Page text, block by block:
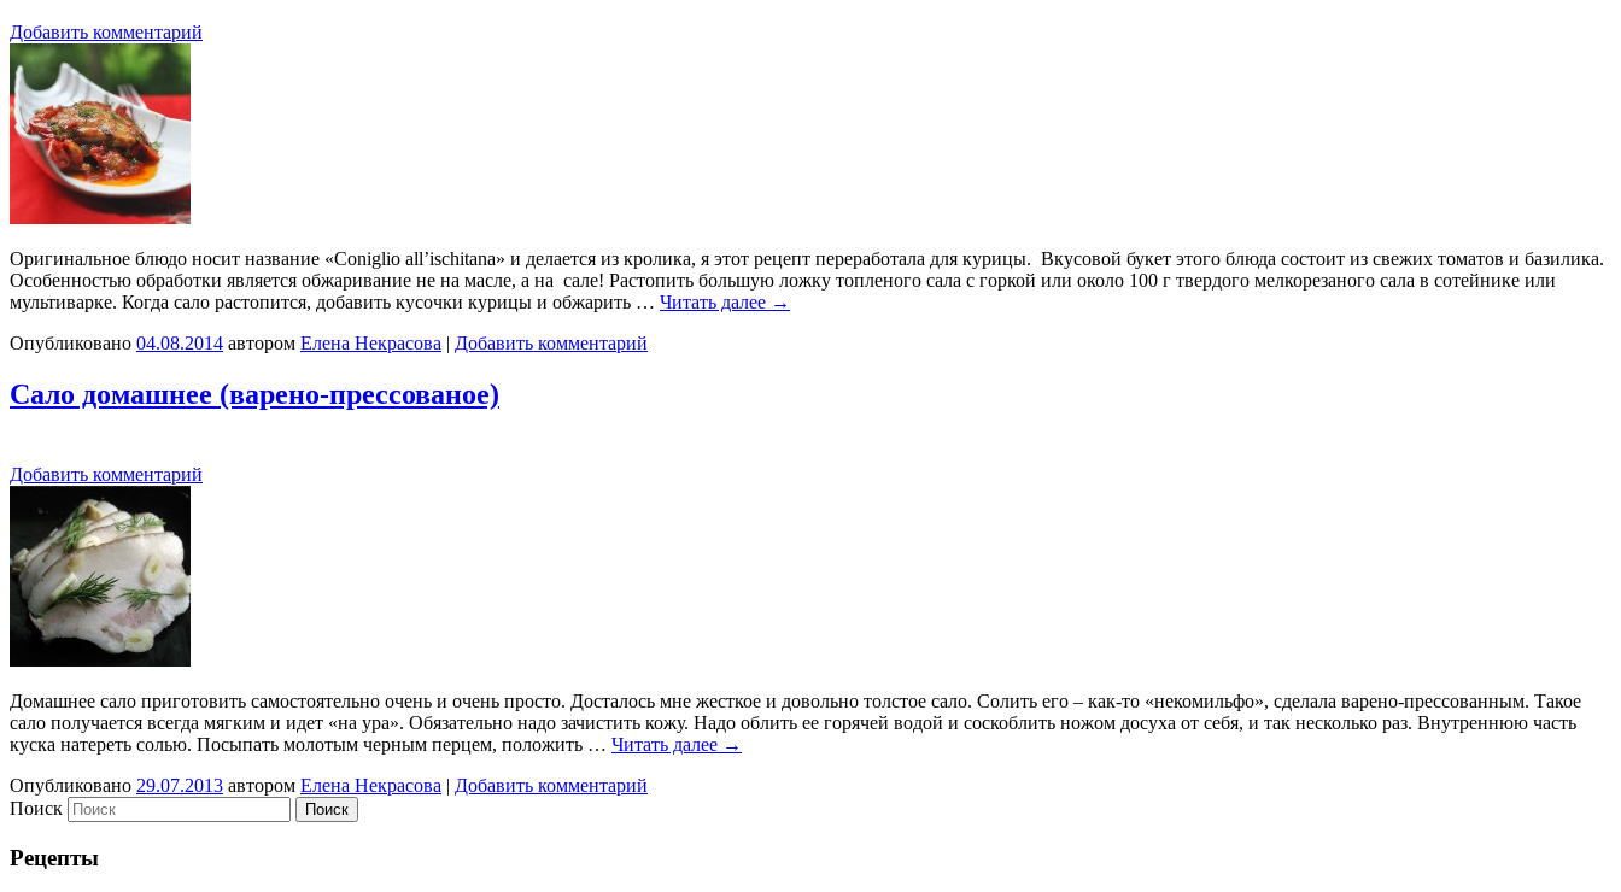
Добавить комментарий
Оригинальное блюдо носит название «Coniglio all’ischitana» и делается из кролика, я этот рецепт переработала для курицы. Вкусовой букет этого блюда состоит из свежих томатов и базилика.
Особенностью обработки является обжаривание не на масле, а на сале! Растопить большую ложку топленого сала с горкой или около 100 г твердого мелкорезаного сала в сотейнике или
мультиварке. Когда сало растопится, добавить кусочки курицы и обжарить … Читать далее →
Опубликовано 04.08.2014 автором Елена Некрасова | Добавить комментарий
Сало домашнее (варено-прессованое)
Добавить комментарий
Домашнее сало приготовить самостоятельно очень и очень просто. Досталось мне жесткое и довольно толстое сало. Солить его – как-то «некомильфо», сделала варено-прессованным. Такое
сало получается всегда мягким и идет «на ура». Обязательно надо зачистить кожу. Надо облить ее горячей водой и соскоблить ножом досуха от себя, и так несколько раз. Внутреннюю часть
куска натереть солью. Посыпать молотым черным перцем, положить … Читать далее →
Опубликовано 29.07.2013 автором Елена Некрасова | Добавить комментарий
Поиск
Рецепты